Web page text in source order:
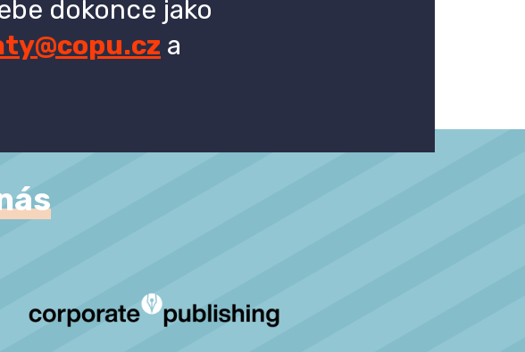
dokonce jako
a